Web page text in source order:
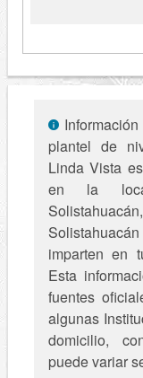
Información
plantel de
Linda Vista
en la
imparten en
Esta
fuentes
algunas
domicilio,
puede variar